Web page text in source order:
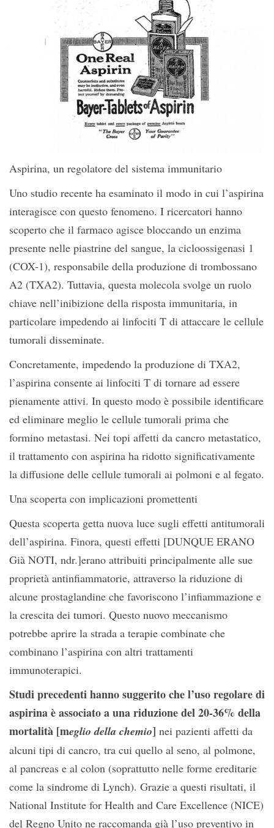
Aspirina, un regolatore del sistema immunitario
Uno studio recente ha esaminato il modo in cui l’aspirina
interagisce con questo fenomeno. I ricercatori hanno
scoperto che il farmaco agisce bloccando un enzima
presente nelle piastrine del sangue, la cicloossigenasi 1
(COX-1), responsabile della produzione di trombossano
A2 (TXA2). Tuttavia, questa molecola svolge un ruolo
chiave nell’inibizione della risposta immunitaria, in
particolare impedendo ai linfociti T di attaccare le cellule
tumorali disseminate.
Concretamente, impedendo la produzione di TXA2,
l’aspirina consente ai linfociti T di tornare ad essere
pienamente attivi. In questo modo è possibile identificare
ed eliminare meglio le cellule tumorali prima che
formino metastasi. Nei topi affetti da cancro metastatico,
il trattamento con aspirina ha ridotto significativamente
la diffusione delle cellule tumorali ai polmoni e al fegato.
Una scoperta con implicazioni promettenti
Questa scoperta getta nuova luce sugli effetti antitumorali
dell’aspirina. Finora, questi effetti [DUNQUE ERANO
Già NOTI, ndr.]erano attribuiti principalmente alle sue
proprietà antinfiammatorie, attraverso la riduzione di
alcune prostaglandine che favoriscono l’infiammazione e
la crescita dei tumori. Questo nuovo meccanismo
potrebbe aprire la strada a terapie combinate che
combinano l’aspirina con altri trattamenti
immunoterapici.
Studi precedenti hanno suggerito che l’uso regolare di
aspirina è associato a una riduzione del 20-36% della
mortalità [meglio della chemio] nei pazienti affetti da
alcuni tipi di cancro, tra cui quello al seno, al polmone,
al pancreas e al colon (soprattutto nelle forme ereditarie
come la sindrome di Lynch). Grazie a questi risultati, il
National Institute for Health and Care Excellence (NICE)
del Regno Unito ne raccomanda già l’uso preventivo in